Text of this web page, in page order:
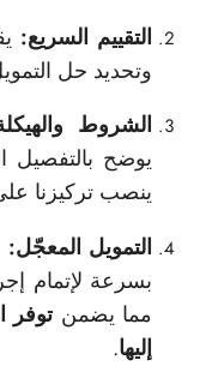
التقييم السريع:
وتحديد حل
الشروط
يوضح بالتفصيل
ينصب تركيزنا
التمويل المعجّل:
بسرعة لإتمام
مما يضمنتوفر
إليها.